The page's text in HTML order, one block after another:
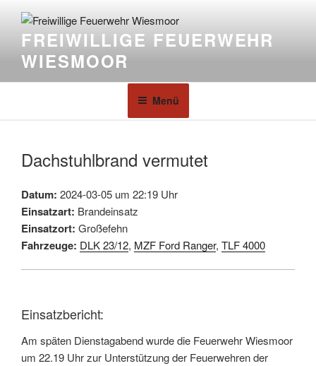
FREIWILLIGE FEUERWEHR
WIESMOOR
Menü
Dachstuhlbrand vermutet
Datum: 2024-03-05 um 22:19 Uhr
Einsatzart: Brandeinsatz
Einsatzort: Großefehn
Fahrzeuge: DLK 23/12, MZF Ford Ranger, TLF 4000
Einsatzbericht:
Am späten Dienstagabend wurde die Feuerwehr Wiesmoor
um 22.19 Uhr zur Unterstützung der Feuerwehren der